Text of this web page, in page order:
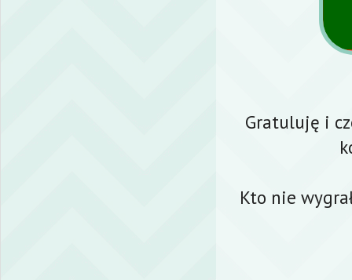
Gratuluję i
Kto nie